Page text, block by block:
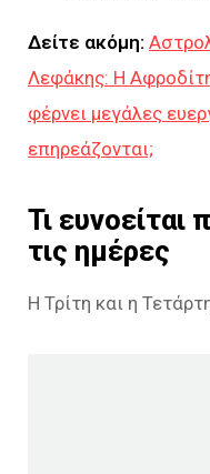
Δείτε ακόμη:
Λεφάκης: Η
φέρνει μεγάλες
επηρεάζονται;
Τι ευνοείται
τις ημέρες
Η Τρίτη και η